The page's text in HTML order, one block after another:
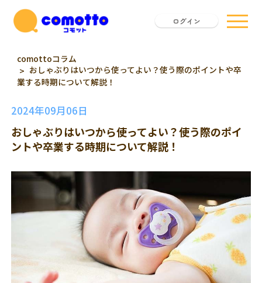
ログイン
comottoコラム
おしゃぶりはいつから使ってよい？使う際のポイントや卒
業する時期について解説！
2024年09月06日
おしゃぶりはいつから使ってよい？使う際のポイ
ントや卒業する時期について解説！